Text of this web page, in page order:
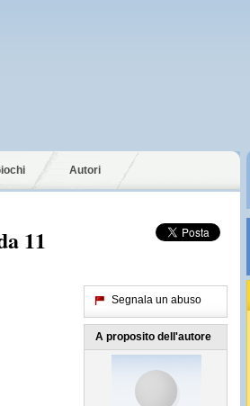
Autori
11
Segnala un abuso
A proposito dell'autore